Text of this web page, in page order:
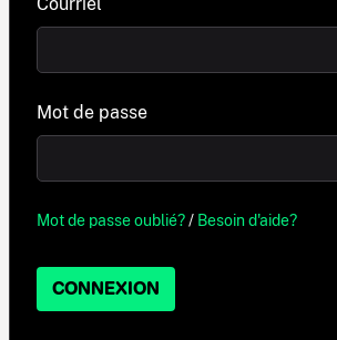
Mot de passe
Mot de passe oublié?/ Besoin d'aide?
CONNEXION